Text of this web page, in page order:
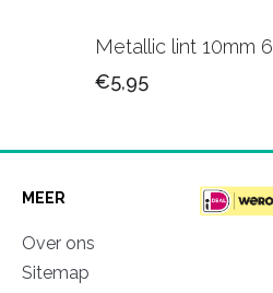
Metallic lint 10mm 6
€5,95
MEER
Over ons
Sitemap